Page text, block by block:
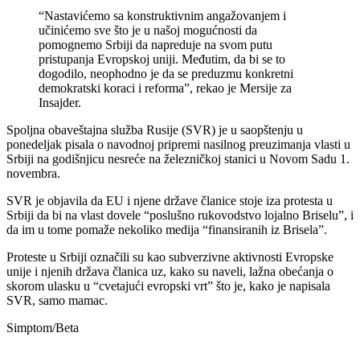
“Nastavićemo sa konstruktivnim angažovanjem i
učinićemo sve što je u našoj mogućnosti da
pomognemo Srbiji da napreduje na svom putu
pristupanja Evropskoj uniji. Međutim, da bi se to
dogodilo, neophodno je da se preduzmu konkretni
demokratski koraci i reforma”, rekao je Mersije za
Insajder.
Spoljna obaveštajna služba Rusije (SVR) je u saopštenju u
ponedeljak pisala o navodnoj pripremi nasilnog preuzimanja vlasti u
Srbiji na godišnjicu nesreće na železničkoj stanici u Novom Sadu 1.
novembra.
SVR je objavila da EU i njene države članice stoje iza protesta u
Srbiji da bi na vlast dovele “poslušno rukovodstvo lojalno Briselu”, i
da im u tome pomaže nekoliko medija “finansiranih iz Brisela”.
Proteste u Srbiji označili su kao subverzivne aktivnosti Evropske
unije i njenih država članica uz, kako su naveli, lažna obećanja o
skorom ulasku u “cvetajući evropski vrt” što je, kako je napisala
SVR, samo mamac.
Simptom/Beta